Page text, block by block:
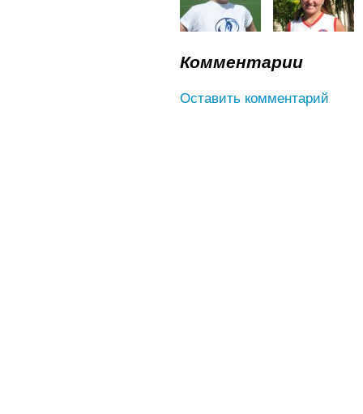
Комментарии
Оставить комментарий